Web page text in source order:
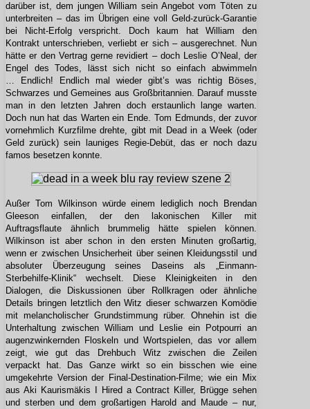
darüber ist, dem jungen William sein Angebot vom Töten zu
unterbreiten – das im Übrigen eine voll Geld-zurück-Garantie
bei Nicht-Erfolg verspricht. Doch kaum hat William den
Kontrakt unterschrieben, verliebt er sich – ausgerechnet. Nun
hätte er den Vertrag gerne revidiert – doch Leslie O’Neal, der
Engel des Todes, lässt sich nicht so einfach abwimmeln
… Endlich! Endlich mal wieder gibt’s was richtig Böses,
Schwarzes und Gemeines aus Großbritannien. Darauf musste
man in den letzten Jahren doch erstaunlich lange warten.
Doch nun hat das Warten ein Ende. Tom Edmunds, der zuvor
vornehmlich Kurzfilme drehte, gibt mit Dead in a Week (oder
Geld zurück) sein launiges Regie-Debüt, das er noch dazu
famos besetzen konnte.
Außer Tom Wilkinson würde einem lediglich noch Brendan
Gleeson einfallen, der den lakonischen Killer mit
Auftragsflaute ähnlich brummelig hätte spielen können.
Wilkinson ist aber schon in den ersten Minuten großartig,
wenn er zwischen Unsicherheit über seinen Kleidungsstil und
absoluter Überzeugung seines Daseins als „Einmann-
Sterbehilfe-Klinik“ wechselt. Diese Kleinigkeiten in den
Dialogen, die Diskussionen über Rollkragen oder ähnliche
Details bringen letztlich den Witz dieser schwarzen Komödie
mit melancholischer Grundstimmung rüber. Ohnehin ist die
Unterhaltung zwischen William und Leslie ein Potpourri an
augenzwinkernden Floskeln und Wortspielen, das vor allem
zeigt, wie gut das Drehbuch Witz zwischen die Zeilen
verpackt hat. Das Ganze wirkt so ein bisschen wie eine
umgekehrte Version der Final-Destination-Filme; wie ein Mix
aus Aki Kaurismäkis I Hired a Contract Killer, Brügge sehen
und sterben und dem großartigen Harold and Maude – nur,